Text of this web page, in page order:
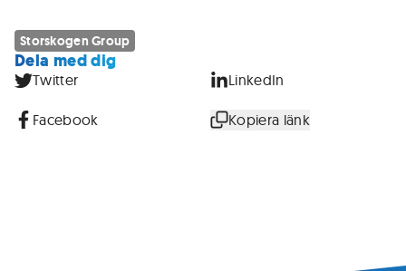
Storskogen Group
Dela med dig
Twitter LinkedIn
Facebook Kopiera länk